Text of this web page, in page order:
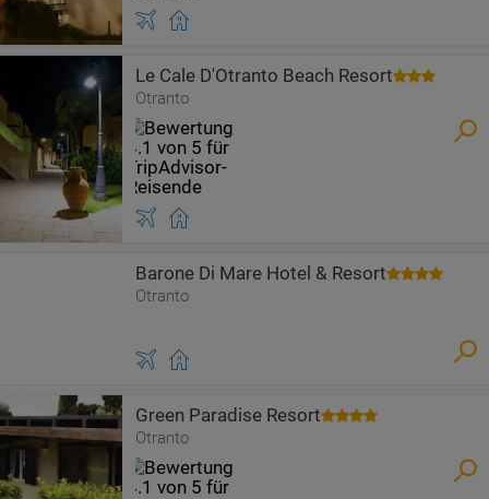
Le Cale D'Otranto Beach Resort
Otranto
Barone Di Mare Hotel & Resort
Otranto
Green Paradise Resort
Otranto